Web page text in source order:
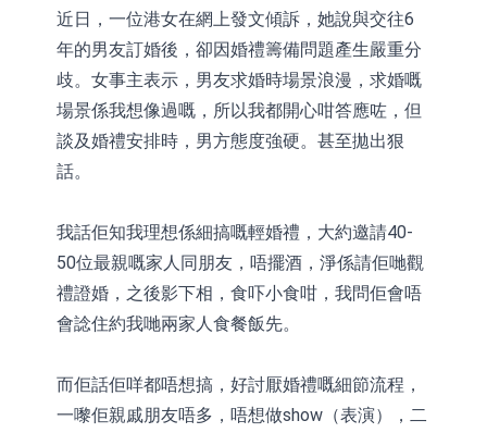
貓(601015.CN)跌8.38%
浙江證監局對財通證券股份有限公司
採取出具警示函措施
山金國際：港股上市工作正常推進中
【異動股】港股跌幅榜前十，九福來
科技(02261.HK)漲+64.11%
近日，一位港女在網上發文傾訴，她說與交往6
年的男友訂婚後，卻因婚禮籌備問題產生嚴重分
歧。女事主表示，男友求婚時場景浪漫，求婚嘅
場景係我想像過嘅，所以我都開心咁答應咗，但
談及婚禮安排時，男方態度強硬。甚至拋出狠
話。
我話佢知我理想係細搞嘅輕婚禮，大約邀請40-
50位最親嘅家人同朋友，唔擺酒，淨係請佢哋觀
禮證婚，之後影下相，食吓小食咁，我問佢會唔
會諗住約我哋兩家人食餐飯先。
而佢話佢咩都唔想搞，好討厭婚禮嘅細節流程，
一嚟佢親戚朋友唔多，唔想做show（表演），二